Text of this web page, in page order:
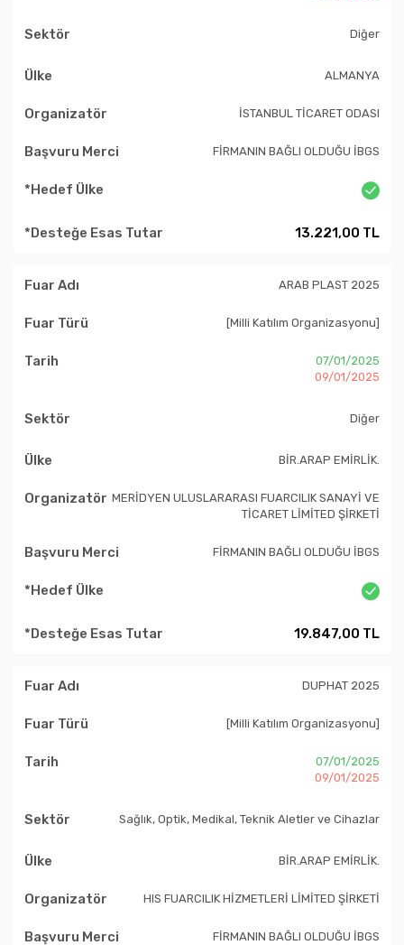
Diğer
ALMANYA
İSTANBUL TİCARET ODASI
FİRMANIN BAĞLI OLDUĞU İBGS
13.221,00 TL
ARAB PLAST 2025
[Milli Katılım Organizasyonu]
07/01/2025
09/01/2025
Diğer
BİR.ARAP EMİRLİK.
MERİDYEN ULUSLARARASI FUARCILIK SANAYİ VE
TİCARET LİMİTED ŞİRKETİ
FİRMANIN BAĞLI OLDUĞU İBGS
19.847,00 TL
DUPHAT 2025
[Milli Katılım Organizasyonu]
07/01/2025
09/01/2025
Sağlık, Optik, Medikal, Teknik Aletler ve Cihazlar
BİR.ARAP EMİRLİK.
HIS FUARCILIK HİZMETLERİ LİMİTED ŞİRKETİ
FİRMANIN BAĞLI OLDUĞU İBGS